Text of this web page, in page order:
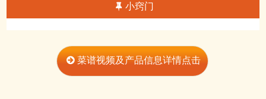
小窍门
菜谱视频及产品信息详情点击